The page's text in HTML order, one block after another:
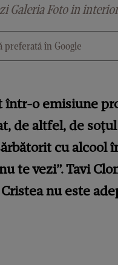
Galeria Foto in
preferată în Google
o emisiune
de altfel, de
cu alcool
te vezi”. Tavi
nu este